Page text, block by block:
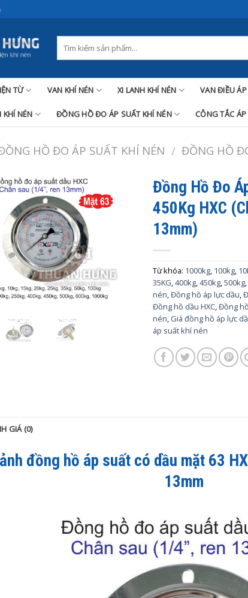
TỪ VAN KHÍ NÉN XI LANH KHÍ NÉN VAN ĐIỀU
KHÍ NÉN ĐỒNG HỒ ĐO ÁP SUẤT KHÍ NÉN CÔNG TẮC
HỒ ĐO ÁP SUẤT KHÍ NÉN / ĐỒNG HỒ
Đồng Hồ Đo
450Kg HXC
13mm)
Từ khóa: 1000kg, 100kg,
35KG,400kg,450kg,500kg
nén,Đồng hồ áp lực dầu,
Đồng hồ dầu HXC,Đồng
nén, Giá đồng hồ áp lực
áp suất khí nén
GIÁ (0)
đồng hồ áp suất có dầu mặt 63
13mm